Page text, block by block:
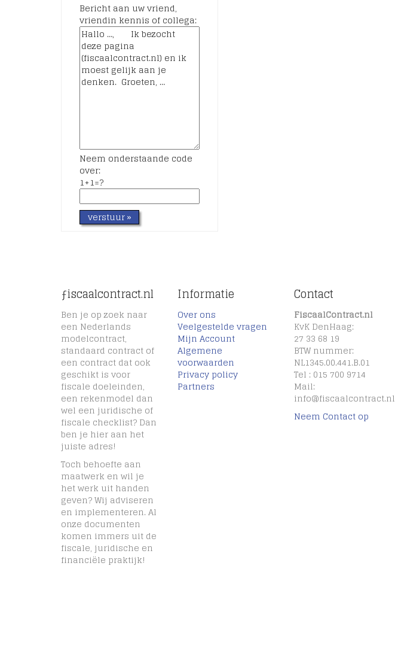
Bericht aan uw vriend,
vriendin kennis of collega:
Neem onderstaande code
over:
1+1=?
ƒiscaalcontract.nl
Ben je op zoek naar
een Nederlands
modelcontract,
standaard contract of
een contract dat ook
geschikt is voor
fiscale doeleinden,
een rekenmodel dan
wel een juridische of
fiscale checklist? Dan
ben je hier aan het
juiste adres!
Toch behoefte aan
maatwerk en wil je
het werk uit handen
geven? Wij adviseren
en implementeren. Al
onze documenten
komen immers uit de
fiscale, juridische en
financiële praktijk!
Informatie
Over ons
Veelgestelde vragen
Mijn Account
Algemene
voorwaarden
Privacy policy
Partners
Contact
FiscaalContract.nl
KvK DenHaag:
27 33 68 19
BTW nummer:
NL1345.00.441.B.01
Tel : 015 700 9714
Mail:
info@fiscaalcontract.nl
Neem Contact op